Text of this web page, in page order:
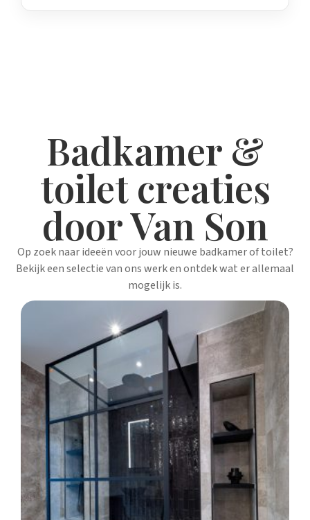
Badkamer &
toilet creaties
door Van Son
Op zoek naar ideeën voor jouw nieuwe badkamer of toilet?
Bekijk een selectie van ons werk en ontdek wat er allemaal
mogelijk is.